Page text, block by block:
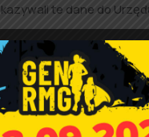
te dane do
złożeniem wniosku o
z projektem ustawy
po cenie niższej niż